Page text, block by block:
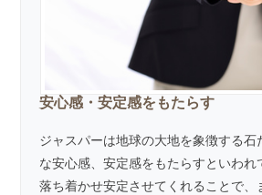
安心感・安定感をもたらす
ジャスパーは地球の大地を象徴する石
な安心感、安定感をもたらすといわれ
落ち着かせ安定させてくれることで、